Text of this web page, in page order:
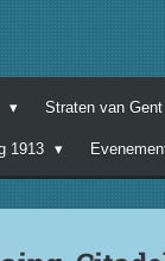
Straten van Gent
1913